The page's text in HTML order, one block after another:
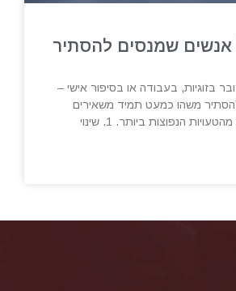
אנשים שמנסים להסתיר
בזוגיות, בעבודה או בסיפור אישי –
משהו כמעט תמיד משאירים
הנפוצות ביותר. 1. שינוי